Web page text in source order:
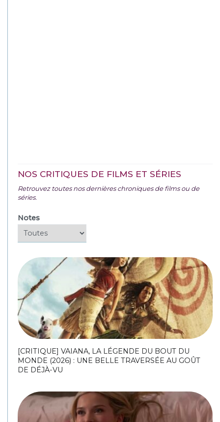
NOS CRITIQUES DE FILMS ET SÉRIES
Retrouvez toutes nos dernières chroniques de films ou de
séries.
Notes
[CRITIQUE] VAIANA, LA LÉGENDE DU BOUT DU
MONDE (2026) : UNE BELLE TRAVERSÉE AU GOÛT
DE DÉJÀ-VU